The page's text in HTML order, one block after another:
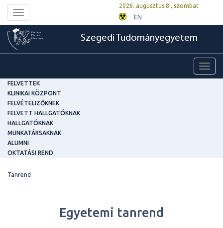
Toggle
navigation
2026. augusztus 8., szombat
EN
Szegedi Tudományegyetem
FELVETTEK
KLINIKAI KÖZPONT
FELVÉTELIZŐKNEK
FELVETT HALLGATÓKNAK
HALLGATÓKNAK
MUNKATÁRSAKNAK
ALUMNI
OKTATÁSI REND
Tanrend
Egyetemi tanrend